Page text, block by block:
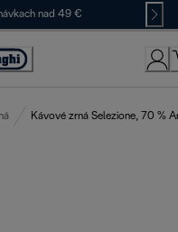
nad 49 €
Kávové zrná Selezione, 70 %